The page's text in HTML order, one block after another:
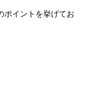
ポイントを挙げてお